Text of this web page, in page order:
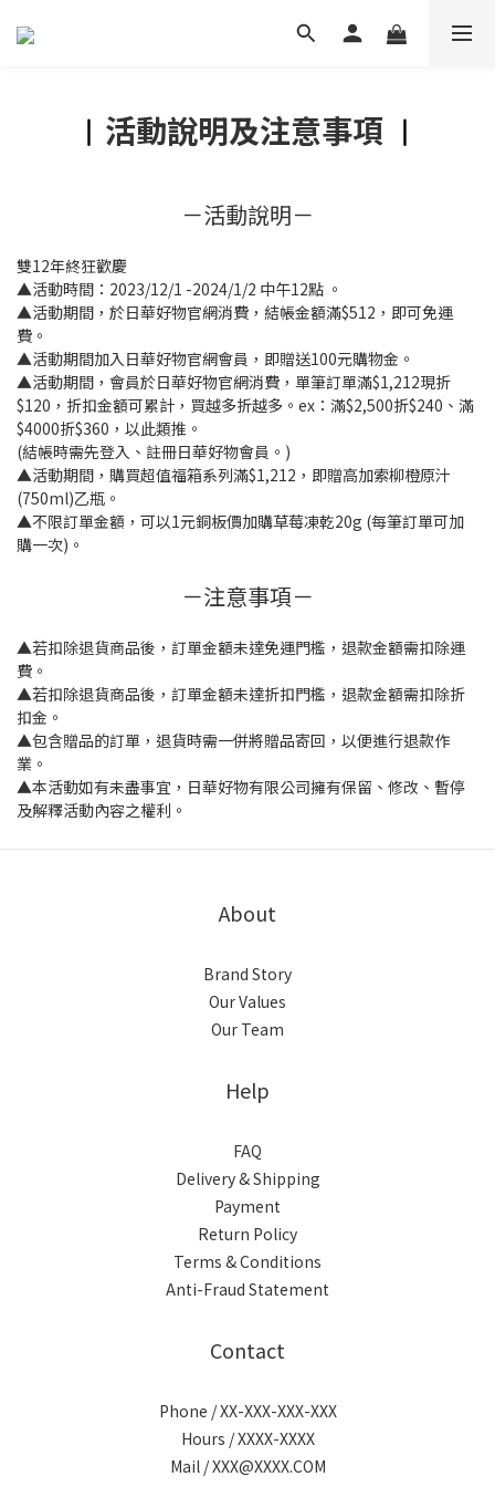
活動說明及注意事項
－活動說明－
雙12年終狂歡慶
▲活動時間：2023/12/1 -2024/1/2 中午12點 。
▲活動期間，於日華好物官網消費，結帳金額滿$512，即可免運
費。
▲活動期間加入日華好物官網會員，即贈送100元購物金。
▲活動期間，會員於日華好物官網消費，單筆訂單滿$1,212現折
$120，折扣金額可累計，買越多折越多。ex：滿$2,500折$240、滿
$4000折$360，以此類推。
(結帳時需先登入、註冊日華好物會員。)
▲活動期間，購買超值福箱系列滿$1,212，即贈高加索柳橙原汁
(750ml)乙瓶。
▲不限訂單金額，可以1元銅板價加購草莓凍乾20g (每筆訂單可加
購一次)。
－注意事項－
▲若扣除退貨商品後，訂單金額未達免運門檻，退款金額需扣除運
費。
▲若扣除退貨商品後，訂單金額未達折扣門檻，退款金額需扣除折
扣金。
▲包含贈品的訂單，退貨時需一併將贈品寄回，以便進行退款作
業。
▲本活動如有未盡事宜，日華好物有限公司擁有保留、修改、暫停
及解釋活動內容之權利。
About
Brand Story
Our Values
Our Team
Help
FAQ
Delivery & Shipping
Payment
Return Policy
Terms & Conditions
Anti-Fraud Statement
Contact
Phone / XX-XXX-XXX-XXX
Hours / XXXX-XXXX
Mail / XXX@XXXX.COM